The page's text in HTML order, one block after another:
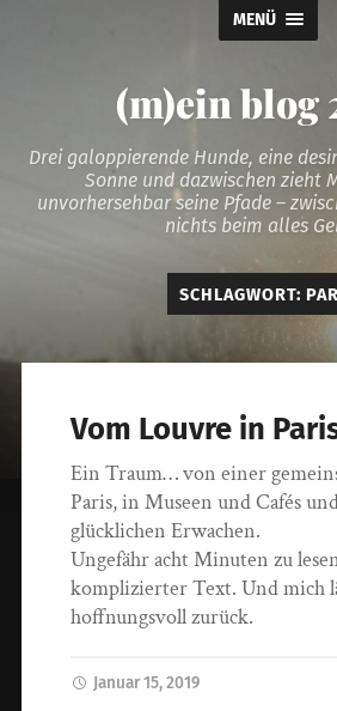
MENÜ
(m)ein blog
Drei galoppierende Hunde, eine
Sonne und dazwischen zieht
unvorhersehbar seine Pfade –
nichts beim alles
SCHLAGWORT:
Vom Louvre in
Ein Traum… von einer
Paris, in Museen und Cafés
glücklichen Erwachen.
Ungefähr acht Minuten zu
komplizierter Text. Und mich
hoffnungsvoll zurück.
Januar 15, 2019